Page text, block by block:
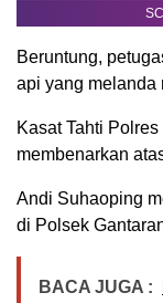
Beruntung,
api yang melanda
Kasat Tahti
membenarkan
Andi Suhaoping
di Polsek
BACA JUGA :